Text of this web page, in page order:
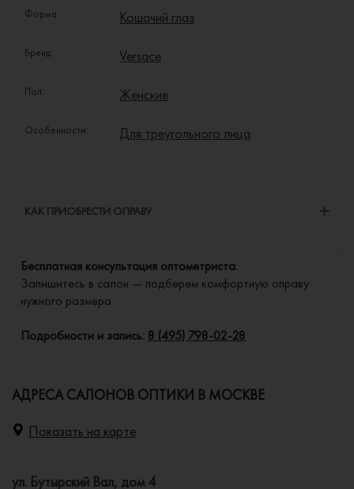
Форма: Кошачий глаз
Бренд: Versace
Пол: Женские
Особенности: Для треугольного лица
КАК ПРИОБРЕСТИ ОПРАВУ
Бесплатная консультация оптометриста.
Запишитесь в салон — подберем комфортную оправу
нужного размера.
Подробности и запись: 8 (495) 798-02-28
АДРЕСА САЛОНОВ ОПТИКИ В МОСКВЕ
Показать на карте
ул. Бутырский Вал, дом 4